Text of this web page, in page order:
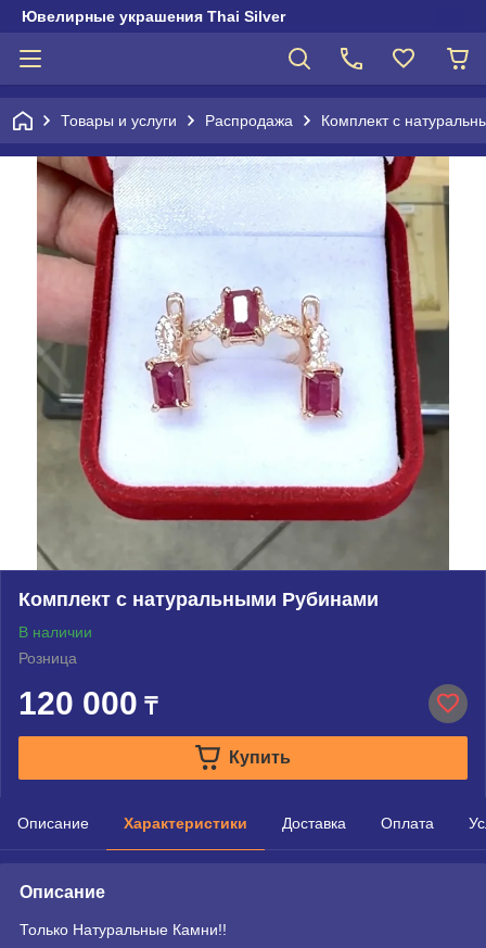
Ювелирные украшения Thai Silver
Товары и услуги Распродажа Комплект с
Комплект с натуральными Рубинами
В наличии
Розница
120 000 ₸
Купить
Описание Характеристики Доставка Оплата
Описание
Только Натуральные Камни!!